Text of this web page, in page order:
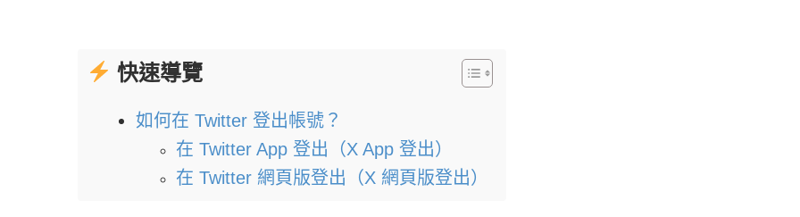
快速導覽
如何在 Twitter 登出帳號？
在 Twitter App 登出（X App 登出）
在 Twitter 網頁版登出（X 網頁版登出）